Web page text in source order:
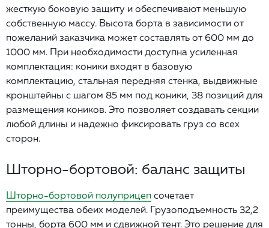
жесткую боковую защиту и обеспечивают меньшую
собственную массу. Высота борта в зависимости от
пожеланий заказчика может составлять от 600 мм до
1000 мм. При необходимости доступна усиленная
комплектация: коники входят в базовую
комплектацию, стальная передняя стенка, выдвижные
кронштейны с шагом 85 мм под коники, 38 позиций для
размещения коников. Это позволяет создавать секции
любой длины и надежно фиксировать груз со всех
сторон.
Шторно-бортовой: баланс защиты
Шторно-бортовой полуприцеп сочетает
преимущества обеих моделей. Грузоподъемность 32,2
тонны, борта 600 мм и сдвижной тент. Это решение для